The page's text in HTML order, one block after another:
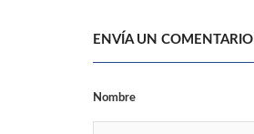
ENVÍA UN COMENTARIO
Nombre